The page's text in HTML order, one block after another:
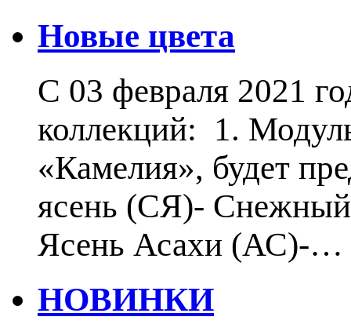
Новые цвета
С 03 февраля 2021
коллекций: 1.
«Камелия», будет
ясень (СЯ)- Снежный
Ясень Асахи (АС)-…
НОВИНКИ